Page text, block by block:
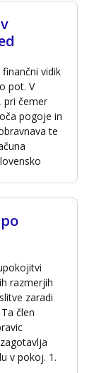
vidik
pot. V
pri čemer
pogoje in
te
razmerjih
zaradi
člen
v pokoj. 1.